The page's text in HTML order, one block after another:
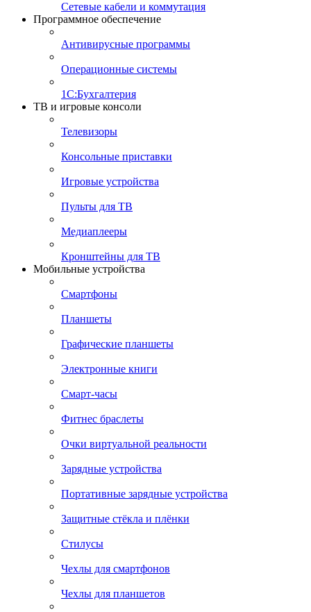
Сетевые кабели и коммутация
Программное обеспечение
Антивирусные программы
Операционные системы
1С:Бухгалтерия
ТВ и игровые консоли
Телевизоры
Консольные приставки
Игровые устройства
Пульты для ТВ
Медиаплееры
Кронштейны для ТВ
Мобильные устройства
Смартфоны
Планшеты
Графические планшеты
Электронные книги
Смарт-часы
Фитнес браслеты
Очки виртуальной реальности
Зарядные устройства
Портативные зарядные устройства
Защитные стёкла и плёнки
Стилусы
Чехлы для смартфонов
Чехлы для планшетов